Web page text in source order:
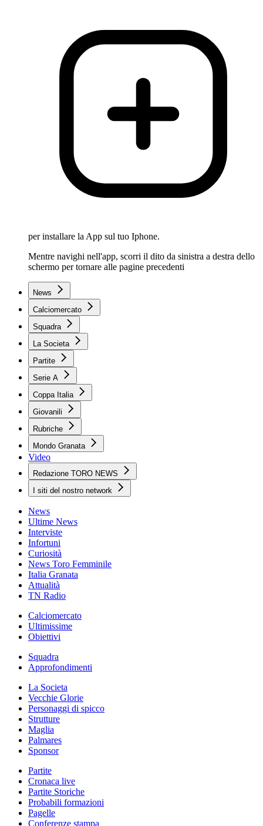
per installare la App sul tuo Iphone.
Mentre navighi nell'app, scorri il dito da sinistra a destra dello
schermo per tornare alle pagine precedenti
News
Calciomercato
Squadra
La Societa
Partite
Serie A
Coppa Italia
Giovanili
Rubriche
Mondo Granata
Video
Redazione TORO NEWS
I siti del nostro network
News
Ultime News
Interviste
Infortuni
Curiosità
News Toro Femminile
Italia Granata
Attualità
TN Radio
Calciomercato
Ultimissime
Obiettivi
Squadra
Approfondimenti
La Societa
Vecchie Glorie
Personaggi di spicco
Strutture
Maglia
Palmares
Sponsor
Partite
Cronaca live
Partite Storiche
Probabili formazioni
Pagelle
Conferenze stampa